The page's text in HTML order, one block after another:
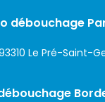
débouchage
Le Pré-Saint-